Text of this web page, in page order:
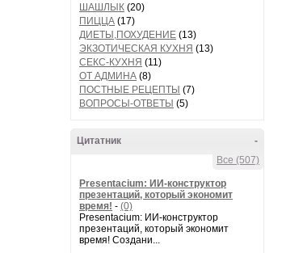
ШАШЛЫК (20)
ПИЦЦА (17)
ДИЕТЫ,ПОХУДЕНИЕ (13)
ЭКЗОТИЧЕСКАЯ КУХНЯ (13)
СЕКС-КУХНЯ (11)
ОТ АДМИНА (8)
ПОСТНЫЕ РЕЦЕПТЫ (7)
ВОПРОСЫ-ОТВЕТЫ (5)
-
Цитатник
Все (507)
Presentacium: ИИ‑конструктор
презентаций, который экономит
время! - (0)
Presentacium: ИИ‑конструктор
презентаций, который экономит
время! Создани...